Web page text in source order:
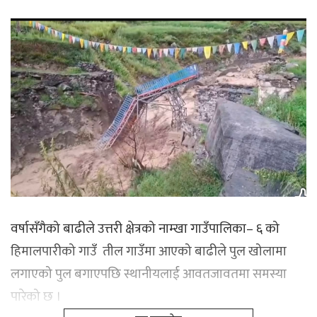
वर्षासँगैको बाढीले उत्तरी क्षेत्रको नाम्खा गाउँपालिका– ६ को
हिमालपारीको गाउँ तील गाउँमा आएको बाढीले पुल खोलामा
लगाएको पुल बगाएपछि स्थानीयलाई आवतजावतमा समस्या
पारेको छ ।